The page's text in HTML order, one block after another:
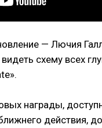
— Лючия
схему всех
награды,